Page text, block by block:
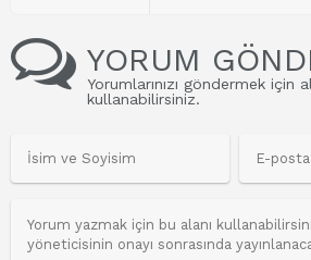
YORUM
Yorumlarınızı göndermek için
kullanabilirsiniz.